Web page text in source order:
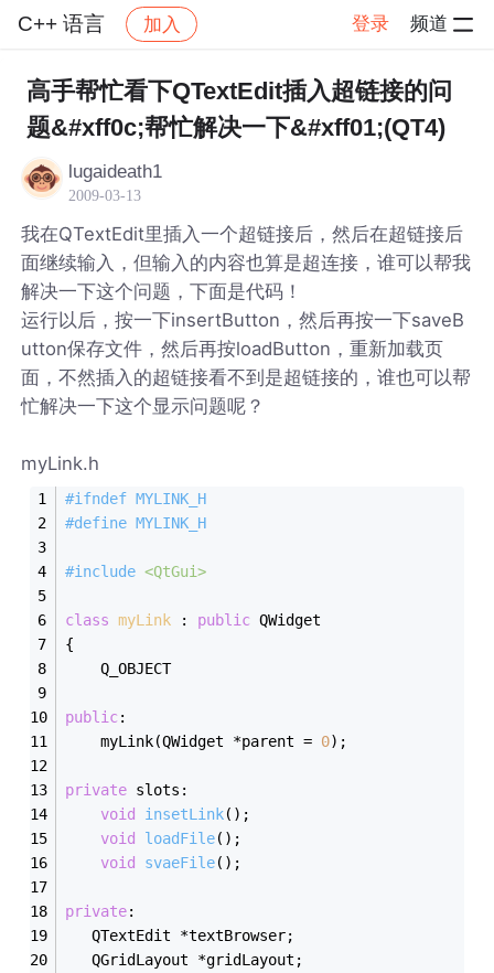
C++ 语言 加入 登录 频道
社区 C++ 语言 帖子详情
高手帮忙看下QTextEdit插入超链接的问
题&#xff0c;帮忙解决一下&#xff01;(QT4)
lugaideath1
2009-03-13
我在QTextEdit里插入一个超链接后，然后在超链接后
面继续输入，但输入的内容也算是超连接，谁可以帮我
解决一下这个问题，下面是代码！
运行以后，按一下insertButton，然后再按一下saveB
utton保存文件，然后再按loadButton，重新加载页
面，不然插入的超链接看不到是超链接的，谁也可以帮
忙解决一下这个显示问题呢？
myLink.h
#ifndef MYLINK_H
#define MYLINK_H
#include <QtGui>
class myLink : public QWidget
{
    Q_OBJECT
public:
    myLink(QWidget *parent =
0);
private slots:
void
insetLink() ;
void
loadFile() ;
void
svaeFile() ;
private:
   QTextEdit *textBrowser;
   QGridLayout *gridLayout;